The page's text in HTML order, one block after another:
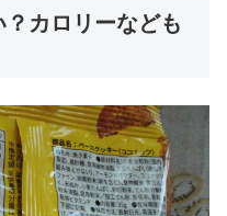
カロリーなども